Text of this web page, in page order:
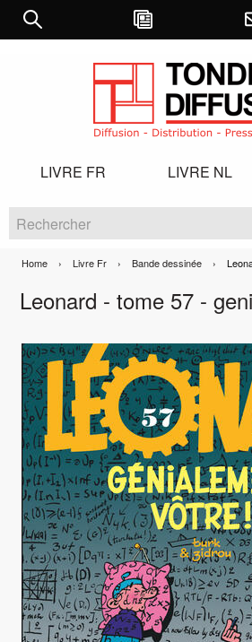
LIVRE FR LIVRE NL
Home Livre Fr Bande dessinée
Leonard - tome 57 -